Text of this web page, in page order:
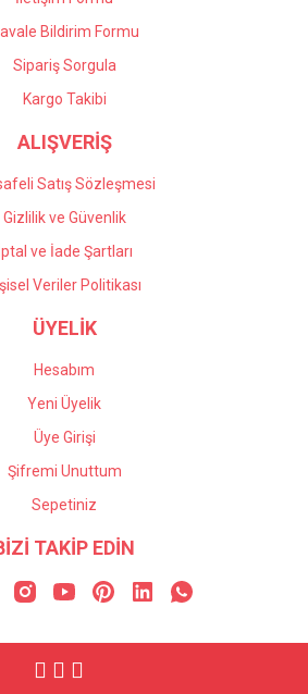
Gönder
Bildirim Formu
Sipariş Sorgula
Kargo Takibi
ALIŞVERİŞ
Satış Sözleşmesi
Gizlilik ve Güvenlik
ve İade Şartları
Veriler Politikası
ÜYELİK
Hesabım
Yeni Üyelik
Üye Girişi
Şifremi Unuttum
Sepetiniz
TAKİP EDİN